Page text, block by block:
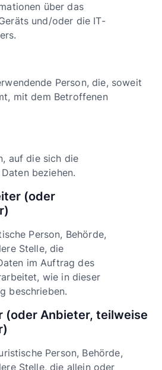
über das
und/oder die IT-
Person, die, soweit
mit dem Betroffenen
auf die sich die
beziehen.
(oder
Person, Behörde,
Stelle, die
im Auftrag des
wie in dieser
beschrieben.
(oder Anbieter, teilweise
Person, Behörde,
Stelle, die allein oder